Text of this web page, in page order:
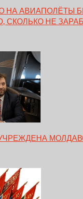
НА АВИАПОЛЁТЫ
СКОЛЬКО НЕ
УЧРЕЖДЕНА